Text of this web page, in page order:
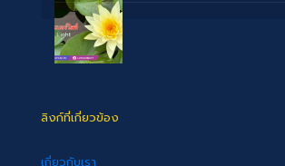
ลิงก์ที่เกี่ยวข้อง
เกี่ยวกับเรา